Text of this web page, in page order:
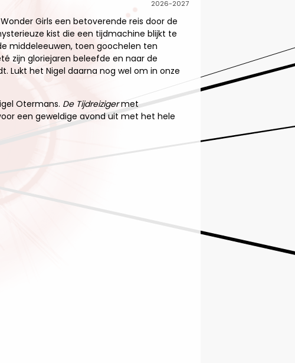
2026-2027
Girls een betoverende reis door de
kist die een tijdmachine blijkt te
middeleeuwen, toen goochelen ten
zijn gloriejaren beleefde en naar de
Lukt het Nigel daarna nog wel om in onze
Otermans. De Tijdreizigermet
een geweldige avond uit met het hele